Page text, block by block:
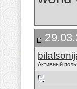
Активный